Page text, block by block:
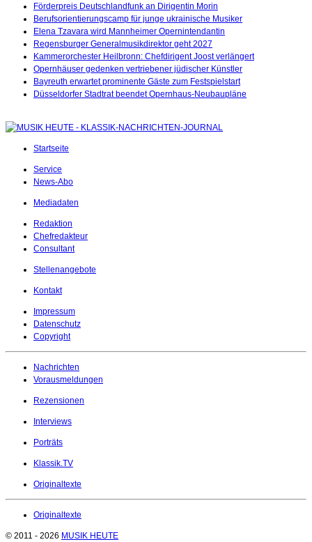
Förderpreis Deutschlandfunk an Dirigentin Morin
Berufsorientierungscamp für junge ukrainische Musiker
Elena Tzavara wird Mannheimer Opernintendantin
Regensburger Generalmusikdirektor geht 2027
Kammerorchester Heilbronn: Chefdirigent Joost verlängert
Opernhäuser gedenken vertriebener jüdischer Künstler
Bayreuth erwartet prominente Gäste zum Festspielstart
Düsseldorfer Stadtrat beendet Opernhaus-Neubaupläne
Startseite
Service
News-Abo
Mediadaten
Redaktion
Chefredakteur
Consultant
Stellenangebote
Kontakt
Impressum
Datenschutz
Copyright
Nachrichten
Vorausmeldungen
Rezensionen
Interviews
Porträts
Klassik.TV
Originaltexte
Originaltexte
© 2011 - 2026 MUSIK HEUTE